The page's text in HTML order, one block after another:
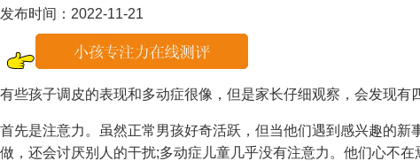
发布时间：2022-11-21
有些孩子调皮的表现和多动症很像，但是家长仔细观察，会发现有
首先是注意力。虽然正常男孩好奇活跃，但当他们遇到感兴趣的新
做，还会讨厌别人的干扰;多动症儿童几乎没有注意力。他们心不在